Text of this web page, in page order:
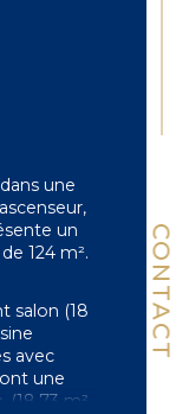
CONTACT
une
un
124 m².
salon (18
avec
une
m²,